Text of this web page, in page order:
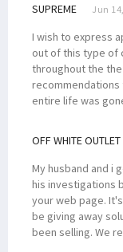
SUPREME Jun
I wish to express
out of this type of
throughout the
entire life was
OFF WHITE OUTLET
My husband and i
his investigations
your web page.
be giving away
been selling. We